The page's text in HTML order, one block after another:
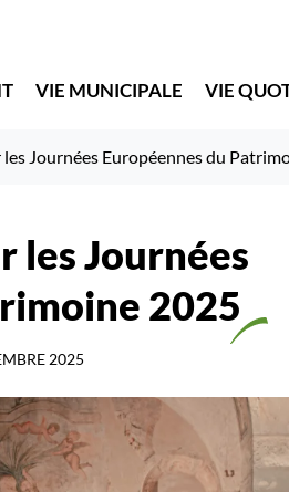
VIE MUNICIPALE VIE
les Journées Européennes du
les Journées
2025
2025